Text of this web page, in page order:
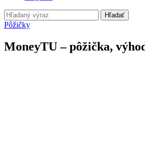
Hľadať
Pôžičky
MoneyTU – pôžička,